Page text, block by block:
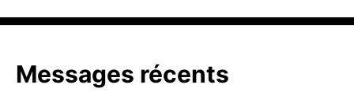
Messages récents